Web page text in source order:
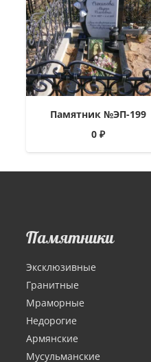
Памятник №ЭП-199
0₽
Памятники
Эксклюзивные
Гранитные
Мраморные
Недорогие
Армянские
Мусульманские